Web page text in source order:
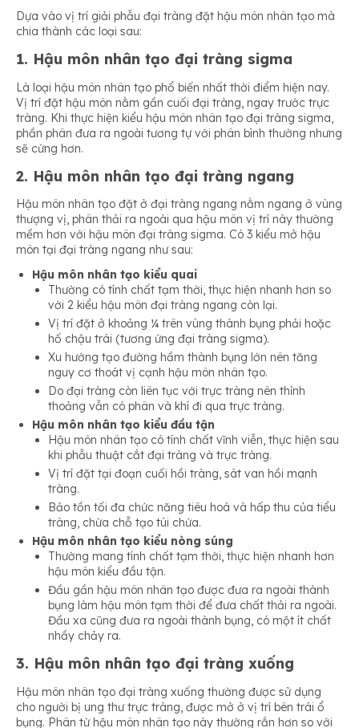
Dựa vào vị trí giải phẫu đại tràng đặt hậu môn nhân tạo mà
chia thành các loại sau:
1. Hậu môn nhân tạo đại tràng sigma
Là loại hậu môn nhân tạo phổ biến nhất thời điểm hiện nay.
Vị trí đặt hậu môn nằm gần cuối đại tràng, ngay trước trực
tràng. Khi thực hiện kiểu hậu môn nhân tạo đại tràng sigma,
phần phân đưa ra ngoài tương tự với phân bình thường nhưng
sẽ cứng hơn.
2. Hậu môn nhân tạo đại tràng ngang
Hậu môn nhân tạo đặt ở đại tràng ngang nằm ngang ở vùng
thượng vị, phân thải ra ngoài qua hậu môn vị trí này thường
mềm hơn với hậu môn đại tràng sigma. Có 3 kiểu mở hậu
môn tại đại tràng ngang như sau:
Hậu môn nhân tạo kiểu quai
Thường có tính chất tạm thời, thực hiện nhanh hơn so
với 2 kiểu hậu môn đại tràng ngang còn lại.
Vị trí đặt ở khoảng ¼ trên vùng thành bụng phải hoặc
hố chậu trái (tương ứng đại tràng sigma).
Xu hướng tạo đường hầm thành bụng lớn nên tăng
nguy cơ thoát vị cạnh hậu môn nhân tạo.
Do đại tràng còn liên tục với trực tràng nên thỉnh
thoảng vẫn có phân và khí đi qua trực tràng.
Hậu môn nhân tạo kiểu đầu tận
Hậu môn nhân tạo có tính chất vĩnh viễn, thực hiện sau
khi phẫu thuật cắt đại tràng và trực tràng.
Vị trí đặt tại đoạn cuối hồi tràng, sát van hồi manh
tràng.
Bảo tồn tối đa chức năng tiêu hoá và hấp thu của tiểu
tràng, chừa chỗ tạo túi chứa.
Hậu môn nhân tạo kiểu nòng súng
Thường mang tính chất tạm thời, thực hiện nhanh hơn
hậu môn kiểu đầu tận.
Đầu gần hậu môn nhân tạo được đưa ra ngoài thành
bụng làm hậu môn tạm thời để đưa chất thải ra ngoài.
Đầu xa cũng đưa ra ngoài thành bụng, có một ít chất
nhầy chảy ra.
3. Hậu môn nhân tạo đại tràng xuống
Hậu môn nhân tạo đại tràng xuống thường được sử dụng
cho người bị ung thư trực tràng, được mở ở vị trí bên trái ổ
bụng. Phân từ hậu môn nhân tạo này thường rắn hơn so với